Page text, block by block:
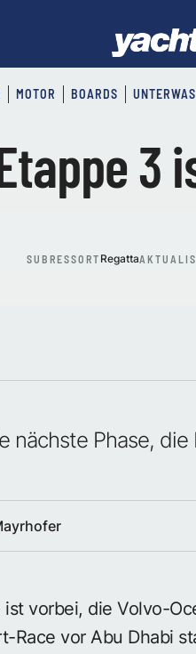
MOTOR BOARDS
3
SUBRESSORT Regatta
nächste Phase,
ist vorbei, die Volvo-
Race vor Abu Dhabi